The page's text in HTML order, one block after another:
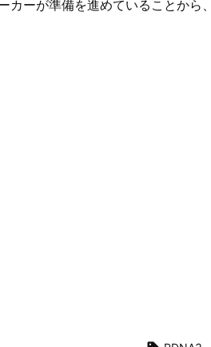
ーが準備を進めていることから、